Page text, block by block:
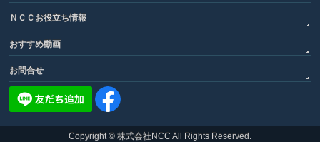
ＮＣＣお役立ち情報
おすすめ動画
お問合せ
Copyright © 株式会社NCC All Rights Reserved.